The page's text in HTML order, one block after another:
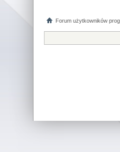
Forum użytkowników